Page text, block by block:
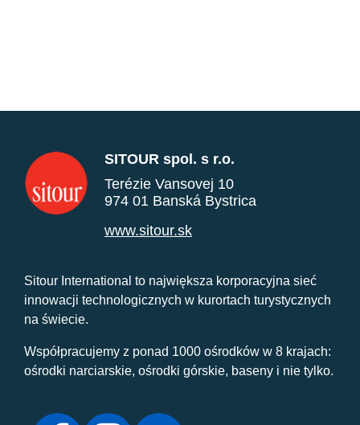
SITOUR spol. s r.o.
Terézie Vansovej 10
974 01 Banská Bystrica
www.sitour.sk
Sitour International to największa korporacyjna sieć
innowacji technologicznych w kurortach turystycznych
na świecie.
Współpracujemy z ponad 1000 ośrodków w 8 krajach:
ośrodki narciarskie, ośrodki górskie, baseny i nie tylko.